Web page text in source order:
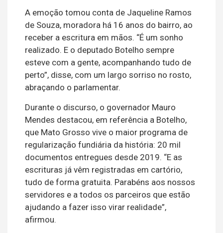
A emoção tomou conta de Jaqueline Ramos
de Souza, moradora há 16 anos do bairro, ao
receber a escritura em mãos. “É um sonho
realizado. E o deputado Botelho sempre
esteve com a gente, acompanhando tudo de
perto”, disse, com um largo sorriso no rosto,
abraçando o parlamentar.
Durante o discurso, o governador Mauro
Mendes destacou, em referência a Botelho,
que Mato Grosso vive o maior programa de
regularização fundiária da história: 20 mil
documentos entregues desde 2019. “E as
escrituras já vêm registradas em cartório,
tudo de forma gratuita. Parabéns aos nossos
servidores e a todos os parceiros que estão
ajudando a fazer isso virar realidade”,
afirmou.